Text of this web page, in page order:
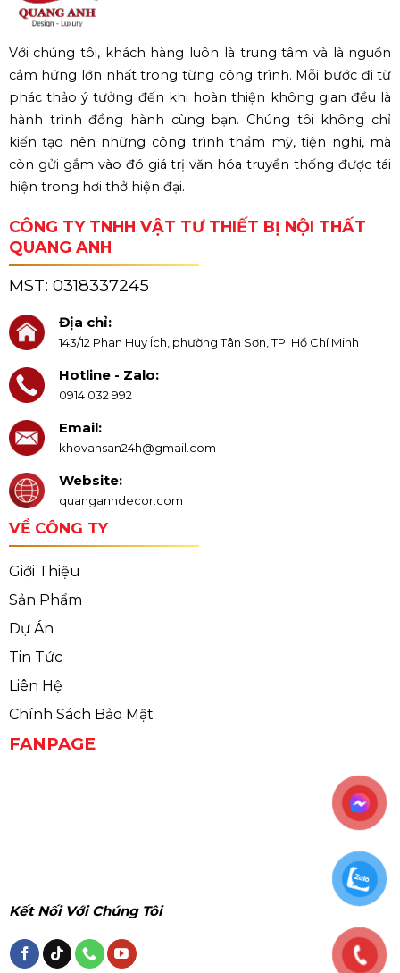
Với chúng tôi, khách hàng luôn là trung tâm và là nguồn
cảm hứng lớn nhất trong từng công trình. Mỗi bước đi từ
phác thảo ý tưởng đến khi hoàn thiện không gian đều là
hành trình đồng hành cùng bạn. Chúng tôi không chỉ
kiến tạo nên những công trình thẩm mỹ, tiện nghi, mà
còn gửi gắm vào đó giá trị văn hóa truyền thống được tái
hiện trong hơi thở hiện đại.
CÔNG TY TNHH VẬT TƯ THIẾT BỊ NỘI THẤT
QUANG ANH
MST: 0318337245
Địa chỉ:
143/12 Phan Huy Ích, phường Tân Sơn, TP. Hồ Chí Minh
Hotline - Zalo:
0914 032 992
Email:
khovansan24h@gmail.com
Website:
quanganhdecor.com
VỀ CÔNG TY
Giới Thiệu
Sản Phẩm
Dự Án
Tin Tức
Liên Hệ
Chính Sách Bảo Mật
FANPAGE
Kết Nối Với Chúng Tôi